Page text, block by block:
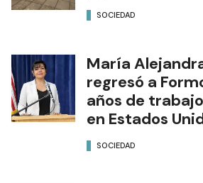
SOCIEDAD
María
regresó a
años de
en Estados
SOCIEDAD